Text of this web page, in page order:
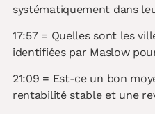
systématiquement dans
17:57 = Quelles sont les
identifiées par Maslow
21:09 = Est-ce un bon
rentabilité stable et une